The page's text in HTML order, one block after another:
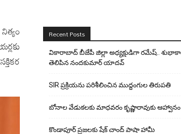
Recent Posts
వికారాబాద్ బీజేపీ జిల్లా అధ్యక్షుడిగా రమేష్‌..
తెలిపిన నందకుమార్ యాదవ్
SIR ప్రక్రియను పరిశీలించిన ముద్దంగుల తిరుపతి
బోనాల వేడుకలకు మాధవరం కృష్ణారావుకు ఆహ్వానం
కొండాపూర్ ప్రజలకు షేక్ చాంద్ పాషా హామీ